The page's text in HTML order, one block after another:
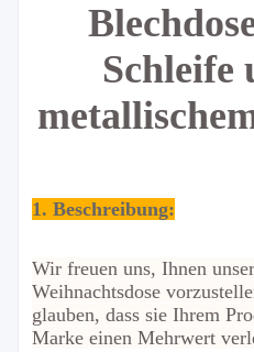
Schleife
1. Beschreibung:
Wir freuen uns, Ihnen
Weihnachtsdose
glauben, dass sie Ihrem
Marke einen Mehrwert